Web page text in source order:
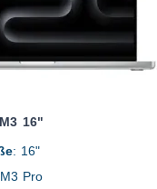
16"
: 16"
M3 Pro